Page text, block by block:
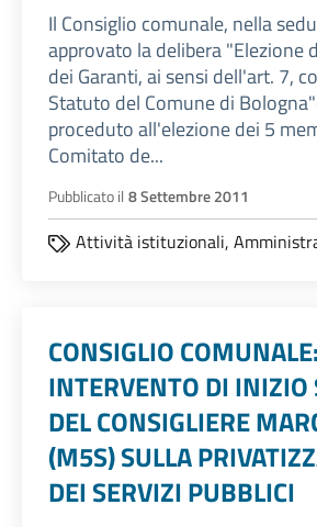
Il Consiglio comunale, nella
approvato la delibera "Elezione
dei Garanti, ai sensi dell'art. 7,
Statuto del Comune di
proceduto all'elezione dei 5
Comitato de...
Pubblicato il 8 Settembre 2011
Attività istituzionali,
CONSIGLIO COMUNALE:
INTERVENTO DI INIZIO
DEL CONSIGLIERE
(M5S) SULLA
DEI SERVIZI PUBBLICI